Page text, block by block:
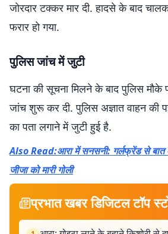
जोरदार टक्कर मार दी. हादसे के बाद
फरार हो गया.
पुलिस जांच में जुटी
घटना की सूचना मिलने के बाद पुलिस मौके
जांच शुरू कर दी. पुलिस अज्ञात वाहन
का पता लगाने में जुटी हुई है.
Also Read:आरा में सनसनी: गर्लफ्रेंड से बात
जीजा को मारी गोली
प्रभात खबर डिजिटल टॉप